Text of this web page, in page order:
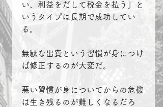
い、利益をだして税金を払う」と
いうタイプは長期で成功してい
る。
無駄な出費という習慣が身につけ
ば修正するのが大変だ。
悪い習慣が身についてからの危機
は生き残るのが難しくなるだろ